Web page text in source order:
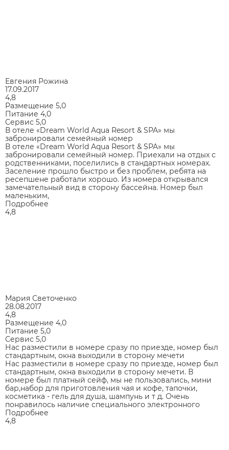
Евгения Рожина
17.09.2017
4,8
Размещение 5,0
Питание 4,0
Сервис 5,0
В отеле «Dream World Aqua Resort & SPA» мы
забронировали семейный номер
В отеле «Dream World Aqua Resort & SPA» мы
забронировали семейный номер. Приехали на отдых с
родственниками, поселились в стандартных номерах.
Заселение прошло быстро и без проблем, ребята на
ресепшене работали хорошо. Из номера открывался
замечательный вид в сторону бассейна. Номер был
маленьким,
Подробнее
4,8
Мария Светоченко
28.08.2017
4,8
Размещение 4,0
Питание 5,0
Сервис 5,0
Нас разместили в номере сразу по приезде, номер был
стандартным, окна выходили в сторону мечети
Нас разместили в номере сразу по приезде, номер был
стандартным, окна выходили в сторону мечети. В
номере был платный сейф, мы не пользовались, мини
бар,набор для приготовления чая и кофе, тапочки,
косметика - гель для душа, шампунь и т д. Очень
понравилось наличие специального электронного
Подробнее
4,8